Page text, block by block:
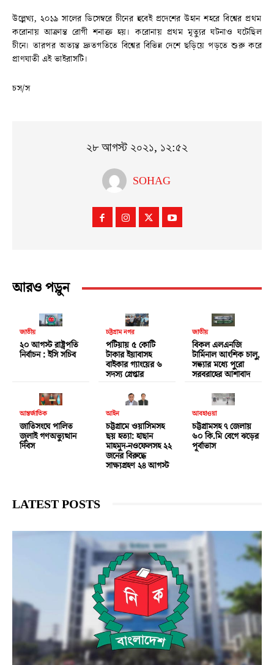
উল্লেখ্য, ২০১৯ সালের ডিসেম্বরে চীনের হুবেই প্রদেশের উহান শহরে বিশ্বের প্রথম
করোনায় আক্রান্ত রোগী শনাক্ত হয়। করোনায় প্রথম মৃত্যুর ঘটনাও ঘটেছিল
চীনে। তারপর অত্যন্ত দ্রুতগতিতে বিশ্বের বিভিন্ন দেশে ছড়িয়ে পড়তে শুরু করে
প্রাণঘাতী এই ভাইরাসটি।
চস/স
২৮ আগস্ট ২০২১, ১২:৫২
SOHAG
আরও পড়ুন
জাতীয়
২০ আগস্ট রাষ্ট্রপতি
নির্বাচন : ইসি সচিব
চট্টগ্রাম নগর
পটিয়ায় ৫ কোটি
টাকার ইয়াবাসহ
বাইকার গ্যাংয়ের ৬
সদস্য গ্রেপ্তার
জাতীয়
বিকল এলএনজি
টার্মিনাল আংশিক চালু,
সন্ধ্যার মধ্যে পুরো
সরবরাহের আশাবাদ
আন্তর্জাতিক
জাতিসংঘে পালিত
জুলাই গণঅভ্যুত্থান
দিবস
আইন
চট্টগ্রামে ওয়াসিমসহ
ছয় হত্যা: হাছান
মাহমুদ-নওফেলসহ ২২
জনের বিরুদ্ধে
সাক্ষ্যগ্রহণ ২৪ আগস্ট
আবহাওয়া
চট্টগ্রামসহ ৭ জেলায়
৬০ কি.মি বেগে ঝড়ের
পূর্বাভাস
LATEST POSTS